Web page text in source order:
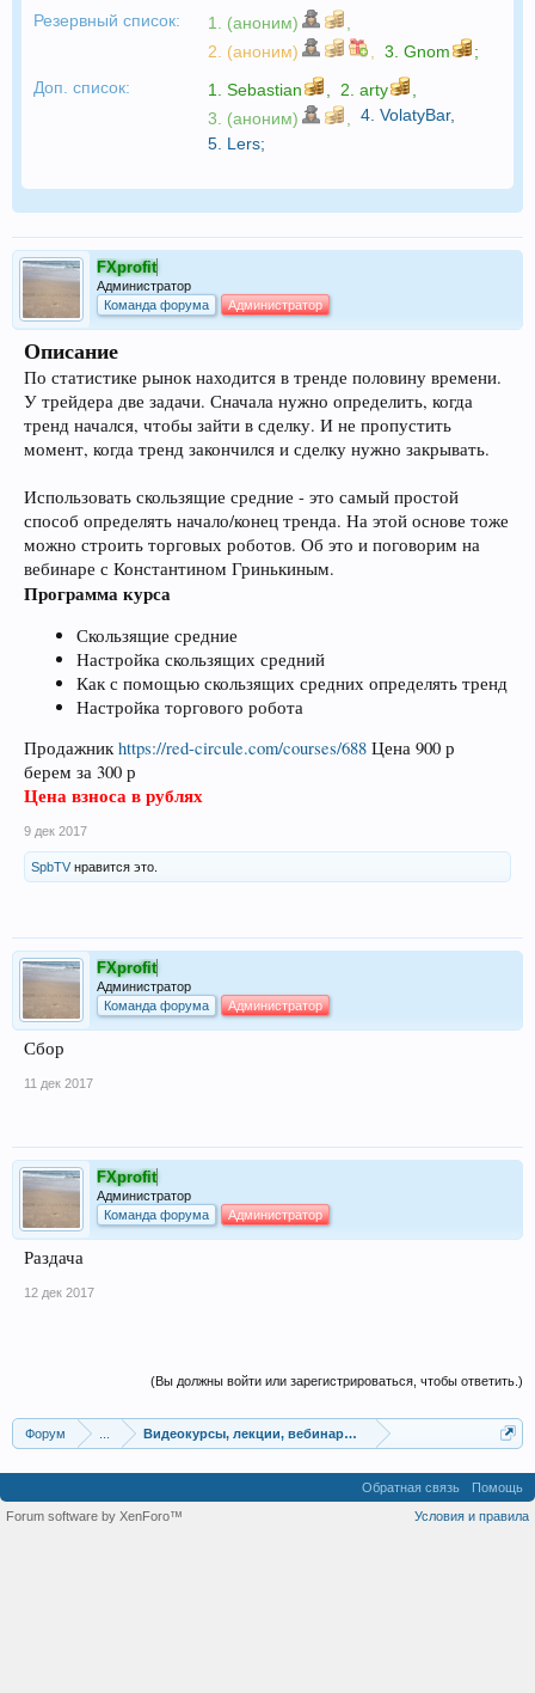
Резервный список:
1. (аноним)
2. (аноним)
3. Gnom
;
Доп. список:
1. Sebastian 2. arty
3. (аноним)
4. VolatyBar,
5. Lers;
FXprofit
Администратор
Команда форума
Администратор
Описание
По статистике рынок находится в тренде половину времени.
У трейдера две задачи. Сначала нужно определить, когда
тренд начался, чтобы зайти в сделку. И не пропустить
момент, когда тренд закончился и сделку нужно закрывать.
Использовать скользящие средние - это самый простой
способ определять начало/конец тренда. На этой основе тоже
можно строить торговых роботов. Об это и поговорим на
вебинаре с Константином Гринькиным.
Программа курса
Скользящие средние
Настройка скользящих средний
Как с помощью скользящих средних определять тренд
Настройка торгового робота
Продажникhttps://red-circule.com/courses/688 Цена 900 р
берем за 300 р
Цена взноса в рублях
9 дек 2017
SpbTV нравится это.
FXprofit
Администратор
Команда форума
Администратор
Сбор
11 дек 2017
FXprofit
Администратор
Команда форума
Администратор
Раздача
12 дек 2017
(Вы должны войти или зарегистрироваться, чтобы ответить.)
Форум Видеокурсы, лекции, вебинары, учебный материал
Обратная связь
Помощь
Условия и правила
Forum software by XenForo™